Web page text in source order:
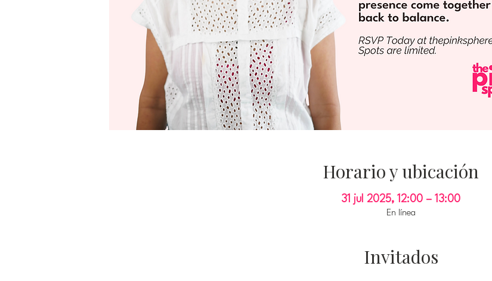
Horario y ubicación
31 jul 2025, 12:00 – 13:00
En línea
Invitados